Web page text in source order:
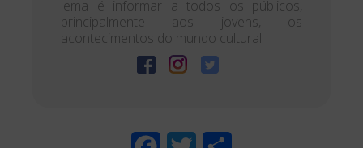
lema é informar a todos os públicos,
principalmente aos jovens, os
acontecimentos do mundo cultural.